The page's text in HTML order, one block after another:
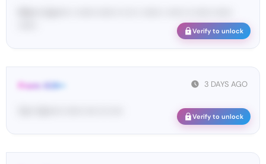
Verify to unlock
3 DAYS AGO
From: 628••
Verify to unlock